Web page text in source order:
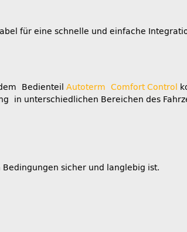
für eine schnelle und einfache
Bedienteil Autoterm Comfort Control
in unterschiedlichen Bereichen des
sicher und langlebig ist.